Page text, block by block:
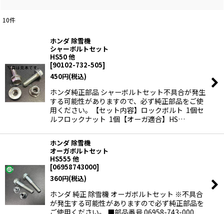
10件
ホンダ 除雪機
シャーボルトセット
HS50 他
[90102-732-505]
450円(税込)
ホンダ純正部品 シャーボルトセット不具合が発生
する可能性がありますので、必ず純正部品をご使
用ください。【セット内容】ロックボルト 1個セ
ルフロックナット 1個【オーガ適合】HS…
ホンダ 除雪機
オーガボルトセット
HS555 他
[06958743000]
360円(税込)
ホンダ 純正 除雪機 オーガボルトセット ※不具合
が発生する可能性がありますので必ず純正部品を